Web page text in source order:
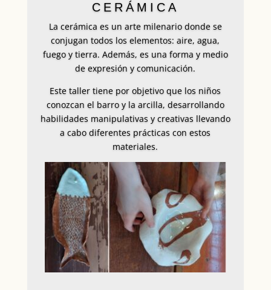
CERÁMICA
La cerámica es un arte milenario donde se
conjugan todos los elementos: aire, agua,
fuego y tierra. Además, es una forma y medio
de expresión y comunicación.
Este taller tiene por objetivo que los niños
conozcan el barro y la arcilla, desarrollando
habilidades manipulativas y creativas llevando
a cabo diferentes prácticas con estos
materiales.